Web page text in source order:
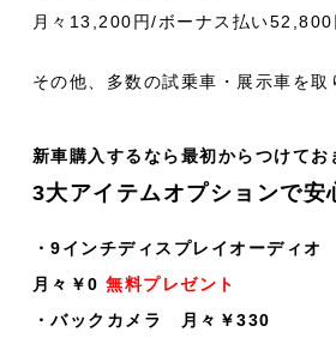
月々13,200円/ボーナス払い52,800
その他、多数の試乗車・展示車を取
新車購入するなら最初からつけてお
3大アイテムオプションで安
・9インチディスプレイオーディオ
月々￥0無料プレゼント
・バックカメラ 月々￥330